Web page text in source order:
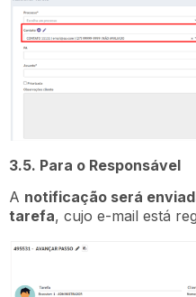
3.5. Para o Responsável
A notificação será
tarefa, cujo e-mail está